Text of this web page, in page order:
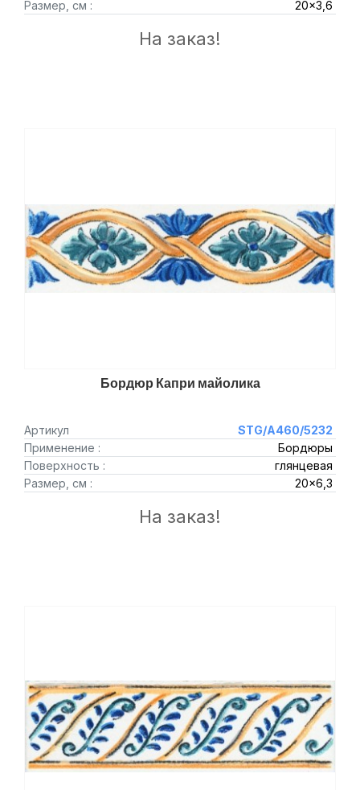
Размер, см : 20x3,6
На заказ!
Бордюр Капри майолика
Артикул
STG/A460/5232
Применение :
Бордюры
Поверхность :
глянцевая
Размер, см :
20x6,3
На заказ!